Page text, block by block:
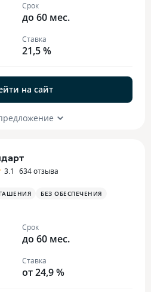
Срок
до 60 мес.
Ставка
21,5 %
на сайт
3.1 634 отзыва
БЕЗ ОБЕСПЕЧЕНИЯ
Срок
до 60 мес.
Ставка
от 24,9 %